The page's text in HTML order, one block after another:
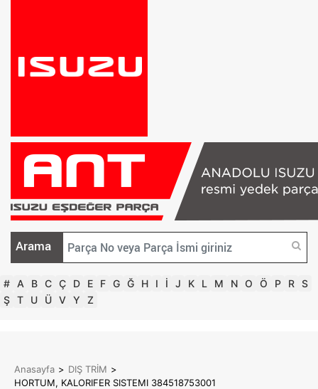
Arama
# A B C Ç D E F G Ğ H I İ J K L M N O Ö P R S
Ş T U Ü V Y Z
Anasayfa > DIŞ TRİM >
HORTUM, KALORIFER SISTEMI 384518753001